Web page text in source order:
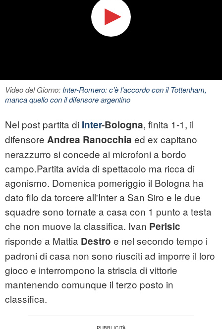
Video del Giorno:Inter-Romero: c'è l'accordo con il Tottenham,
manca quello con il difensore argentino
Nel post partita di Inter-Bologna, finita 1-1, il
difensore Andrea Ranocchia ed ex capitano
nerazzurro si concede ai microfoni a bordo
campo.Partita avida di spettacolo ma ricca di
agonismo. Domenica pomeriggio il Bologna ha
dato filo da torcere all'Inter a San Siro e le due
squadre sono tornate a casa con 1 punto a testa
che non muove la classifica. Ivan Perisic
risponde a Mattia Destro e nel secondo tempo i
padroni di casa non sono riusciti ad imporre il loro
gioco e interrompono la striscia di vittorie
mantenendo comunque il terzo posto in
classifica.